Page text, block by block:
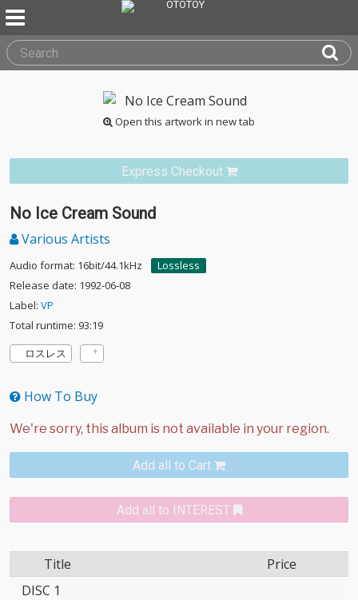
Open this artwork in new tab
Express Checkout
No Ice Cream Sound
Various Artists
Audio format: 16bit/44.1kHz
Lossless
Release date: 1992-06-08
Label: VP
Total runtime: 93:19
ロスレス
How To Buy
Add all to Cart
Add all to INTEREST
Title
Price
DISC 1